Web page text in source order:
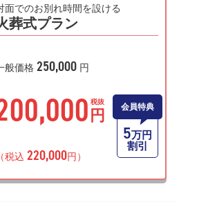
面でのお別れ時間を設ける
葬式プラン
般価格 250,000 円
税抜
円
（税込 220,000円）
会員特典
5万円
割引